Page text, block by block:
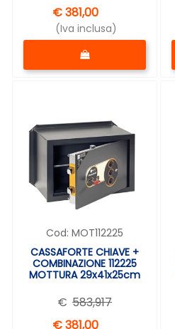
€ 381,00
(Iva inclusa)
Quantità
Cod: MOT112225
CASSAFORTE CHIAVE +
COMBINAZIONE 112225
MOTTURA 29x41x25cm
€ 583,917
€ 381,00